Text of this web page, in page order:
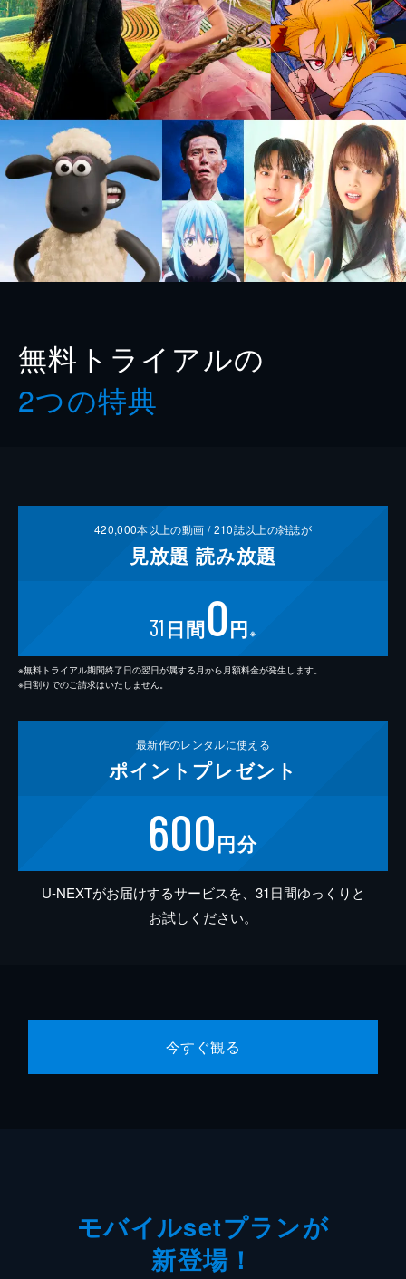
無料トライアルの
2つの特典
420,000本以上の動画 /210誌以上の雑誌が
見放題 読み放題
31 日間0円 ※
※無料トライアル期間終了日の翌日が属する月から月額料金が発生します。
※日割りでのご請求はいたしません。
最新作のレンタルに使える
ポイント プレゼント
600円分
U-NEXTがお届けするサービスを、31日間ゆっくりと
お試しください。
今すぐ観る
モバイルsetプランが
新登場！